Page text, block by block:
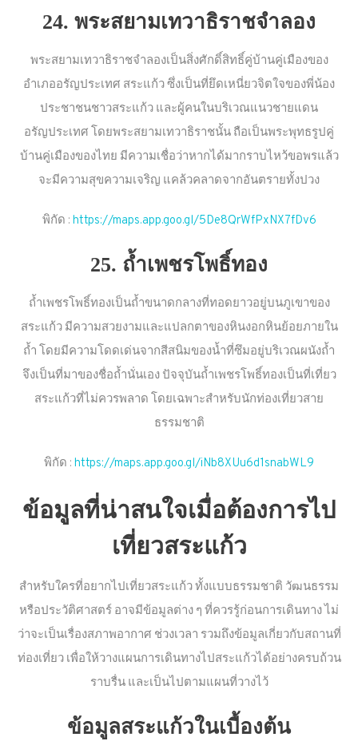
24. พระสยามเทวาธิราชจำลอง
พระสยามเทวาธิราชจำลองเป็นสิ่งศักดิ์สิทธิ์คู่บ้านคู่เมืองของ
อำเภออรัญประเทศ สระแก้ว ซึ่งเป็นที่ยึดเหนี่ยวจิตใจของพี่น้อง
ประชาชนชาวสระแก้ว และผู้คนในบริเวณแนวชายแดน
อรัญประเทศ โดยพระสยามเทวาธิราชนั้น ถือเป็นพระพุทธรูปคู่
บ้านคู่เมืองของไทย มีความเชื่อว่าหากได้มากราบไหว้ขอพรแล้ว
จะมีความสุขความเจริญ แคล้วคลาดจากอันตรายทั้งปวง
พิกัด : https://maps.app.goo.gl/5De8QrWfPxNX7fDv6
25. ถ้ำเพชรโพธิ์ทอง
ถ้ำเพชรโพธิ์ทองเป็นถ้ำขนาดกลางที่ทอดยาวอยู่บนภูเขาของ
สระแก้ว มีความสวยงามและแปลกตาของหินงอกหินย้อยภายใน
ถ้ำ โดยมีความโดดเด่นจากสีสนิมของน้ำที่ซึมอยู่บริเวณผนังถ้ำ
จึงเป็นที่มาของชื่อถ้ำนั่นเอง ปัจจุบันถ้ำเพชรโพธิ์ทองเป็นที่เที่ยว
สระแก้วที่ไม่ควรพลาด โดยเฉพาะสำหรับนักท่องเที่ยวสาย
ธรรมชาติ
พิกัด : https://maps.app.goo.gl/iNb8XUu6d1snabWL9
ข้อมูลที่น่าสนใจเมื่อต้องการไป
เที่ยวสระแก้ว
สำหรับใครที่อยากไปเที่ยวสระแก้ว ทั้งแบบธรรมชาติ วัฒนธรรม
หรือประวัติศาสตร์ อาจมีข้อมูลต่าง ๆ ที่ควรรู้ก่อนการเดินทาง ไม่
ว่าจะเป็นเรื่องสภาพอากาศ ช่วงเวลา รวมถึงข้อมูลเกี่ยวกับสถานที่
ท่องเที่ยว เพื่อให้วางแผนการเดินทางไปสระแก้วได้อย่างครบถ้วน
ราบรื่น และเป็นไปตามแผนที่วางไว้
ข้อมูลสระแก้วในเบื้องต้น